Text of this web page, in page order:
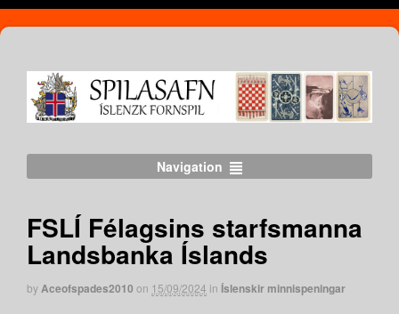
Navigation
FSLÍ Félagsins starfsmanna
Landsbanka Íslands
byAceofspades2010 on 15/09/2024 in Íslenskir minnispeningar